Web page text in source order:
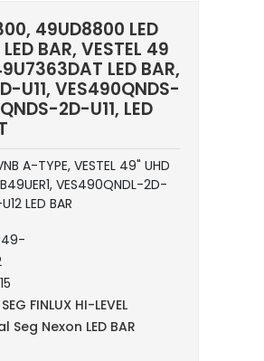
49UD8800 LED
BAR, VESTEL 49
LED BAR,
U11, VES490QNDS-
2D-U11, LED
A-TYPE, VESTEL 49" UHD
VES490QNDL-2D-
LED BAR
FINLUX HI-LEVEL
Seg Nexon LED BAR